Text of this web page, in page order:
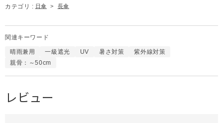
カテゴリ : 日傘 > 長傘
関連キーワード
晴雨兼用 一級遮光 UV 暑さ対策
紫外線対策
親骨：～50cm
レビュー